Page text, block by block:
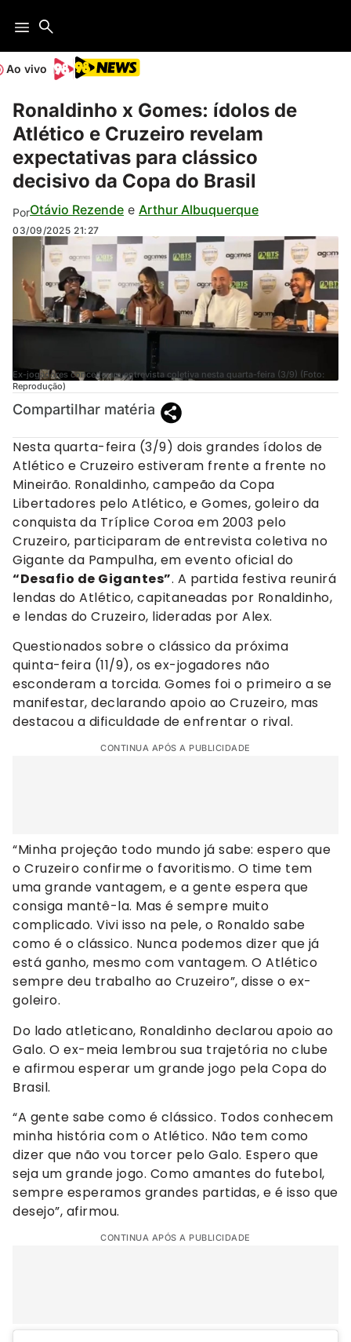
Ao vivo
Ronaldinho x Gomes: ídolos de
Atlético e Cruzeiro revelam
expectativas para clássico
decisivo da Copa do Brasil
PorOtávio Rezende e Arthur Albuquerque
03/09/2025 21:27
Ex-jogadores concederam entrevista coletiva nesta quarta-feira (3/9) (Foto:
Reprodução)
Compartilhar matéria
Nesta quarta-feira (3/9) dois grandes ídolos de
Atlético e Cruzeiro estiveram frente a frente no
Mineirão. Ronaldinho, campeão da Copa
Libertadores pelo Atlético, e Gomes, goleiro da
conquista da Tríplice Coroa em 2003 pelo
Cruzeiro, participaram de entrevista coletiva no
Gigante da Pampulha, em evento oficial do
“Desafio de Gigantes”. A partida festiva reunirá
lendas do Atlético, capitaneadas por Ronaldinho,
e lendas do Cruzeiro, lideradas por Alex.
Questionados sobre o clássico da próxima
quinta-feira (11/9), os ex-jogadores não
esconderam a torcida. Gomes foi o primeiro a se
manifestar, declarando apoio ao Cruzeiro, mas
destacou a dificuldade de enfrentar o rival.
CONTINUA APÓS A PUBLICIDADE
“Minha projeção todo mundo já sabe: espero que
o Cruzeiro confirme o favoritismo. O time tem
uma grande vantagem, e a gente espera que
consiga mantê-la. Mas é sempre muito
complicado. Vivi isso na pele, o Ronaldo sabe
como é o clássico. Nunca podemos dizer que já
está ganho, mesmo com vantagem. O Atlético
sempre deu trabalho ao Cruzeiro”, disse o ex-
goleiro.
Do lado atleticano, Ronaldinho declarou apoio ao
Galo. O ex-meia lembrou sua trajetória no clube
e afirmou esperar um grande jogo pela Copa do
Brasil.
“A gente sabe como é clássico. Todos conhecem
minha história com o Atlético. Não tem como
dizer que não vou torcer pelo Galo. Espero que
seja um grande jogo. Como amantes do futebol,
sempre esperamos grandes partidas, e é isso que
desejo”, afirmou.
CONTINUA APÓS A PUBLICIDADE